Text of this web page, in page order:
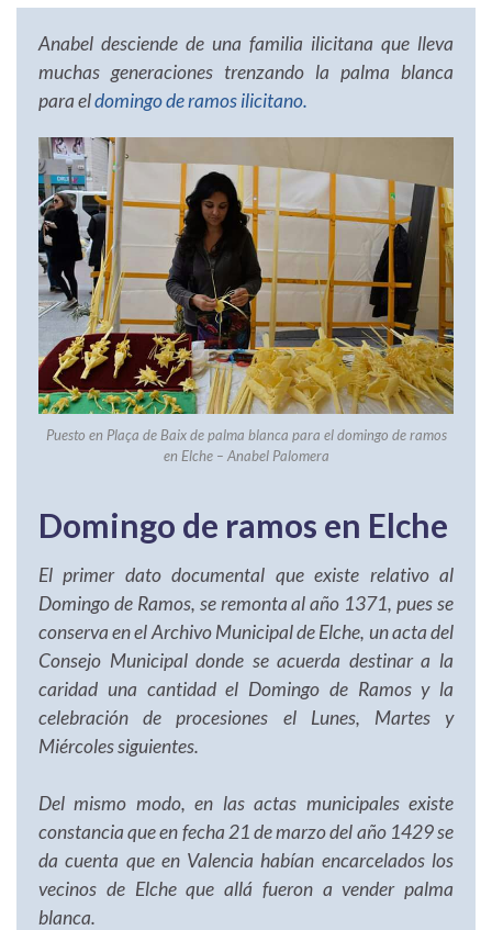
Anabel desciende de una familia ilicitana que lleva
muchas generaciones trenzando la palma blanca
para eldomingo de ramos ilicitano.
Puesto en Plaça de Baix de palma blanca para el domingo de ramos
en Elche – Anabel Palomera
Domingo de ramos en Elche
El primer dato documental que existe relativo al
Domingo de Ramos, se remonta al año 1371, pues se
conserva en el Archivo Municipal de Elche, un acta del
Consejo Municipal donde se acuerda destinar a la
caridad una cantidad el Domingo de Ramos y la
celebración de procesiones el Lunes, Martes y
Miércoles siguientes.
Del mismo modo, en las actas municipales existe
constancia que en fecha 21 de marzo del año 1429 se
da cuenta que en Valencia habían encarcelados los
vecinos de Elche que allá fueron a vender palma
blanca.